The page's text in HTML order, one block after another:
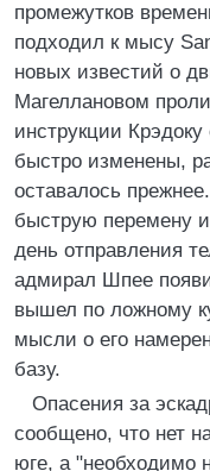
промежутков
подходил к мысу
новых известий о
Магеллановом
инструкции
быстро изменены,
оставалось
быструю перемену
день отправления
адмирал Шпее
вышел по ложному
мысли о его
базу.
Опасения за
сообщено, что нет
юге, а "необходимо